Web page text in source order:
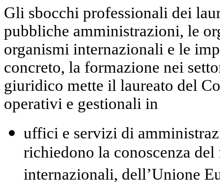
Gli sbocchi professionali dei
pubbliche amministrazioni, le
organismi internazionali e le
concreto, la formazione nei
giuridico mette il laureato del
operativi e gestionali in
uffici e servizi di
richiedono la conoscenza
internazionali, dell’Unione